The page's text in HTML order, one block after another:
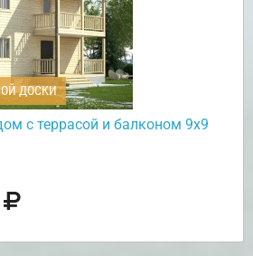
ДОСКИ
с террасой и балконом 9х9